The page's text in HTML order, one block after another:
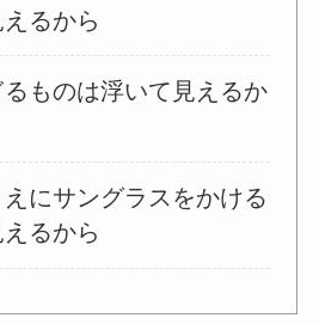
るから
ものは浮いて見えるか
にサングラスをかける
るから